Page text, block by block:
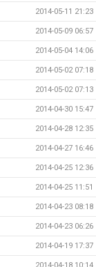
2014-05-11 21:23
2014-05-09 06:57
2014-05-04 14:06
2014-05-02 07:18
2014-05-02 07:13
2014-04-30 15:47
2014-04-28 12:35
2014-04-27 16:46
2014-04-25 12:36
2014-04-25 11:51
2014-04-23 08:18
2014-04-23 06:26
2014-04-19 17:37